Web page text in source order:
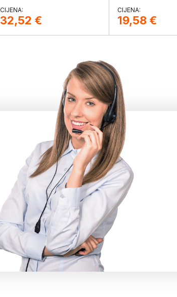
EN13485 standard.
32,52 € 19,58 €